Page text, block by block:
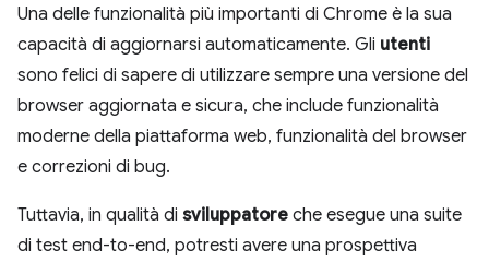
Una delle funzionalità più importanti di Chrome è la sua
capacità di aggiornarsi automaticamente. Gli utenti
sono felici di sapere di utilizzare sempre una versione del
browser aggiornata e sicura, che include funzionalità
moderne della piattaforma web, funzionalità del browser
e correzioni di bug.
Tuttavia, in qualità di sviluppatore che esegue una suite
di test end-to-end, potresti avere una prospettiva